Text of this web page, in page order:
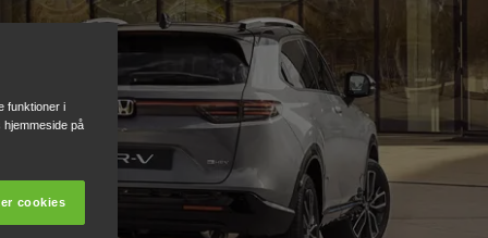
funktioner i
på
cookies